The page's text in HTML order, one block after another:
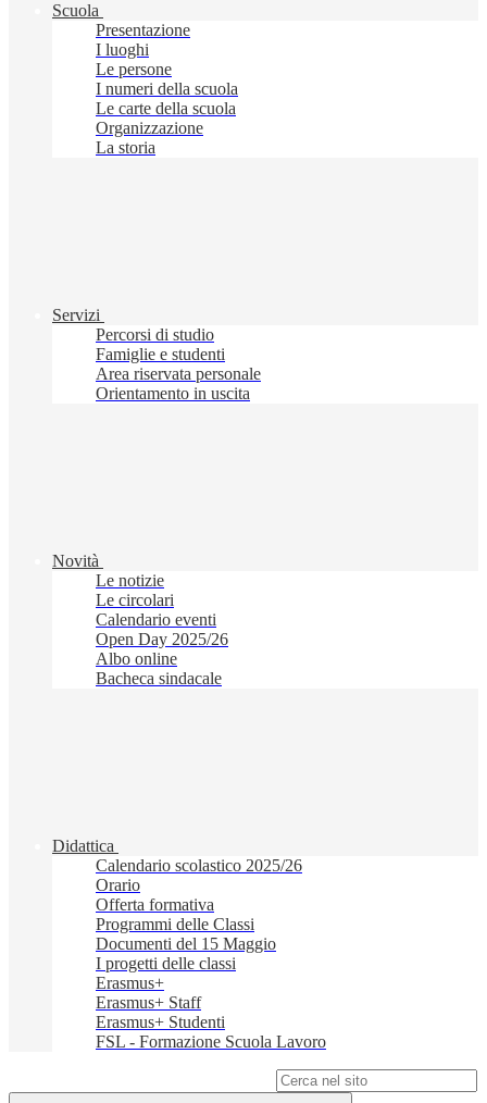
Scuola
Presentazione
I luoghi
Le persone
I numeri della scuola
Le carte della scuola
Organizzazione
La storia
Servizi
Percorsi di studio
Famiglie e studenti
Area riservata personale
Orientamento in uscita
Novità
Le notizie
Le circolari
Calendario eventi
Open Day 2025/26
Albo online
Bacheca sindacale
Didattica
Calendario scolastico 2025/26
Orario
Offerta formativa
Programmi delle Classi
Documenti del 15 Maggio
I progetti delle classi
Erasmus+
Erasmus+ Staff
Erasmus+ Studenti
FSL - Formazione Scuola Lavoro